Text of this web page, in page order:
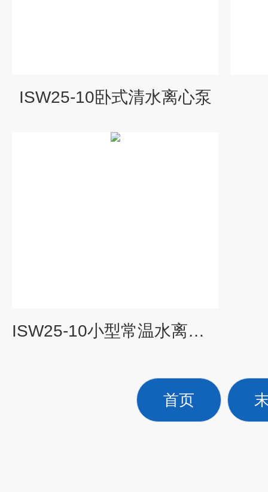
ISW25-10卧式清水离心泵
ISW25-10小型常温水离心泵
首页